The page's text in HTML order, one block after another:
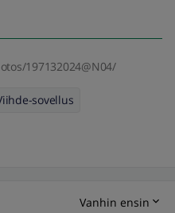
197132024@N04/
sovellus
Vanhin ensin